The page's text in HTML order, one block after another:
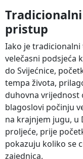
pristup
Iako je tradicionalni
velečasni podsjeća
do Svijećnice,
tempa života,
duhovna vrijednost
blagoslovi počinju
na krajnjem jugu, u
proljeće, prije
pokazuju koliko se
zajednica.